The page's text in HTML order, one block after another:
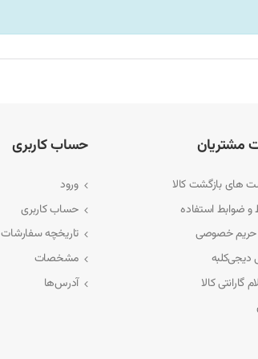
مطمئن از خرید را برای مشتریان فراهم می‌کند.
مشتریان
های بازگشت کالا
و ضوابط استفاده
خصوصی
دیجی‌کلبه
گارانتی کالا
حساب کاربری
ورود
حساب کاربری
تاریخچه سفارشات
مشخصات
آدرس‌ها